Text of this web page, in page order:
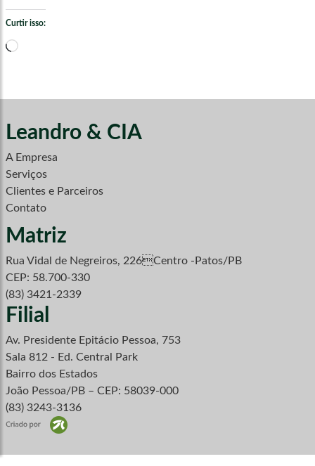
Curtir isso:
Carregando...
Leandro & CIA
A Empresa
Serviços
Clientes e Parceiros
Contato
Matriz
Rua Vidal de Negreiros, 226Centro -Patos/PB
CEP: 58.700-330
(83) 3421-2339
Filial
Av. Presidente Epitácio Pessoa, 753
Sala 812 - Ed. Central Park
Bairro dos Estados
João Pessoa/PB – CEP: 58039-000
(83) 3243-3136